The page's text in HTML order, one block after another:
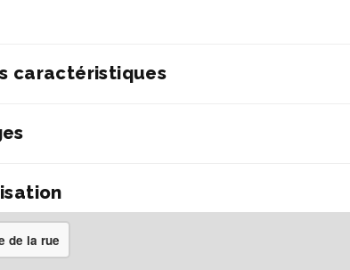
caractéristiques
de la rue